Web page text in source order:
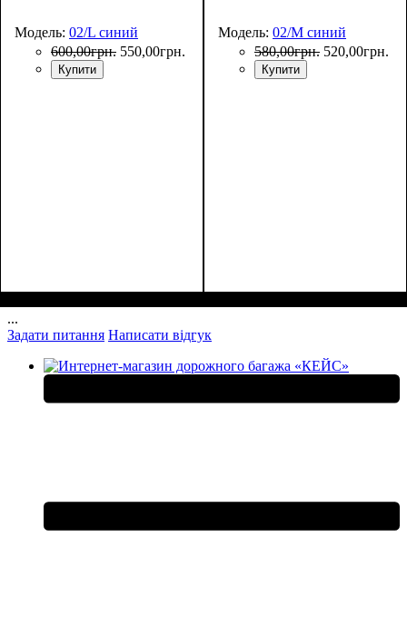
Модель: 02/L синий
600,00грн. 550,00грн.
Купити
Модель: 02/M синий
580,00грн. 520,00грн.
Купити
...
Задати питання Написати відгук